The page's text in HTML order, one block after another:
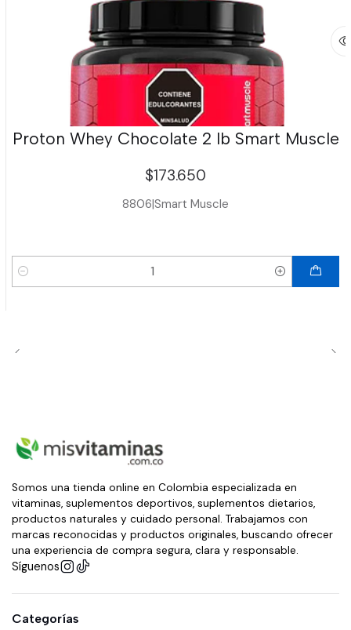
Proton Whey Chocolate 2 lb Smart Muscle
$173.650
8806|Smart Muscle
Cantidad
Somos una tienda online en Colombia especializada en
vitaminas, suplementos deportivos, suplementos dietarios,
productos naturales y cuidado personal. Trabajamos con
marcas reconocidas y productos originales, buscando ofrecer
una experiencia de compra segura, clara y responsable.
Síguenos
Categorías